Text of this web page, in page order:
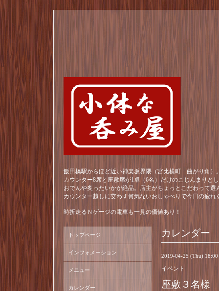
飯田橋駅からほど近い神楽坂界隈（宮比横町 曲がり角）
カウンター8席と座敷席が1卓（6名）だけのこじんまりと
おでんや炙ったいかが絶品。店主がちょっとこだわって
カウンター越しに交わす何気ないおしゃべりで今日の疲れ
時折走るＮゲージの電車も一見の価値あり！
カレンダー
2019-04-25 (Thu) 18:00
イベント
座敷３名様
トップページ
インフォメーション
メニュー
カレンダー